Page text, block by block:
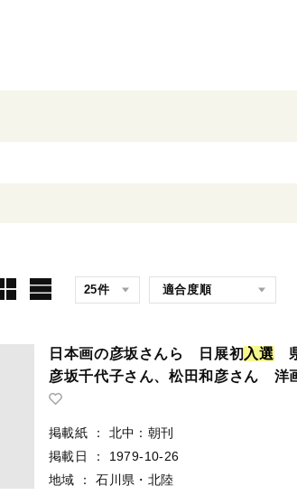
日本画の彦坂さんら 日展初 入選
彦坂千代子さん、松田和彦さん 洋
掲載紙 ：
北中：朝刊
掲載日
：
1979-10-26
地域
：
石川県・北陸